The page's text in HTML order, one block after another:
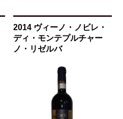
2014 ヴィーノ・ノビレ・
ディ・モンテプルチャー
ノ・リゼルバ